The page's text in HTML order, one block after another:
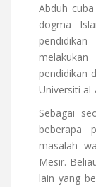
Abduh
dogma
pendidikan
Universiti
Sebagai
beberapa
masalah
Mesir.
lain yang